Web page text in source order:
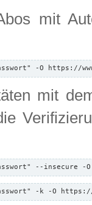
mit
-O https://
mit
--insecure -
-k -O https://